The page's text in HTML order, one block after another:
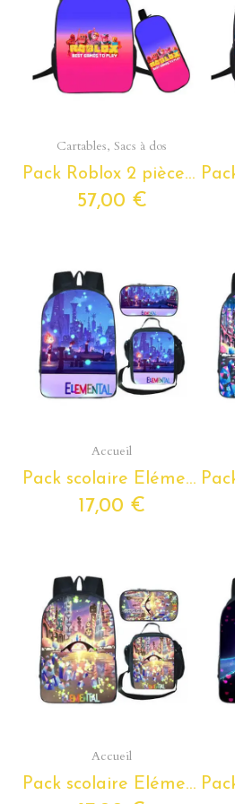
Aperçu rapide
Cartables, Sacs à dos
Pack Roblox 2 pièces – Sac à dos scolaire + trousse assortie
57,00 €
Aperçu rapide
Accueil
Pack scolaire Elémentaire à composer du Cp au Cm2 - cartable Elémentaire + Lunchboxe + trousse assortie
17,00 €
Aperçu rapide
Accueil
Pack scolaire Elémentaire à composer du Cp au Cm2 - cartable Elémentaire + Lunchboxe + trousse assortie